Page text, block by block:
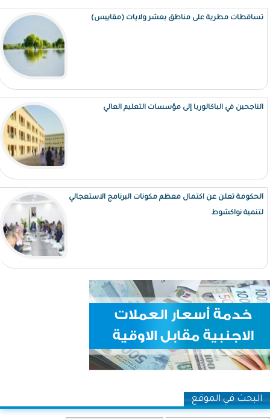
تساقطات مطرية على مناطق بعشر ولايات (مقاييس)
الناجحين في الباكالوريا إلى مؤسسات التعليم العالي
الحكومة تعلن عن اكتمال معظم مكونات البرنامج الاستعجالي
لتنمية نواكشوط
البحث في الموقع